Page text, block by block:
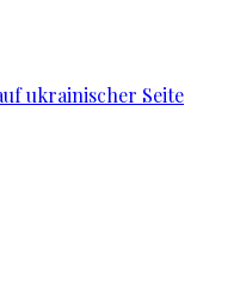
ukrainischer Seite